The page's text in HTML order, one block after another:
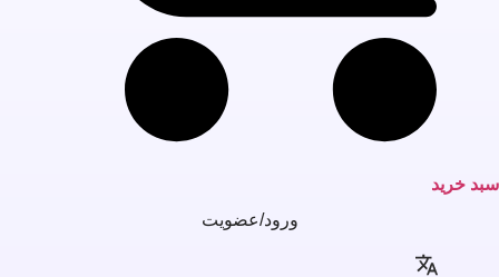
خرید
ورود/عضویت